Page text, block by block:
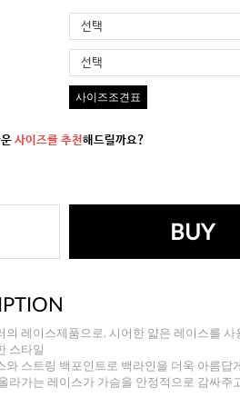
선택
선택
사이즈조견표
사이즈를 추천해드릴까요?
BUY
의 레이스제품으로, 시어한 얇은 레이스를 사
스타일
와 스트링 백포인트로 백라인을 더욱 아름답
라가는 레이스가 가슴을 안정적으로 감싸주